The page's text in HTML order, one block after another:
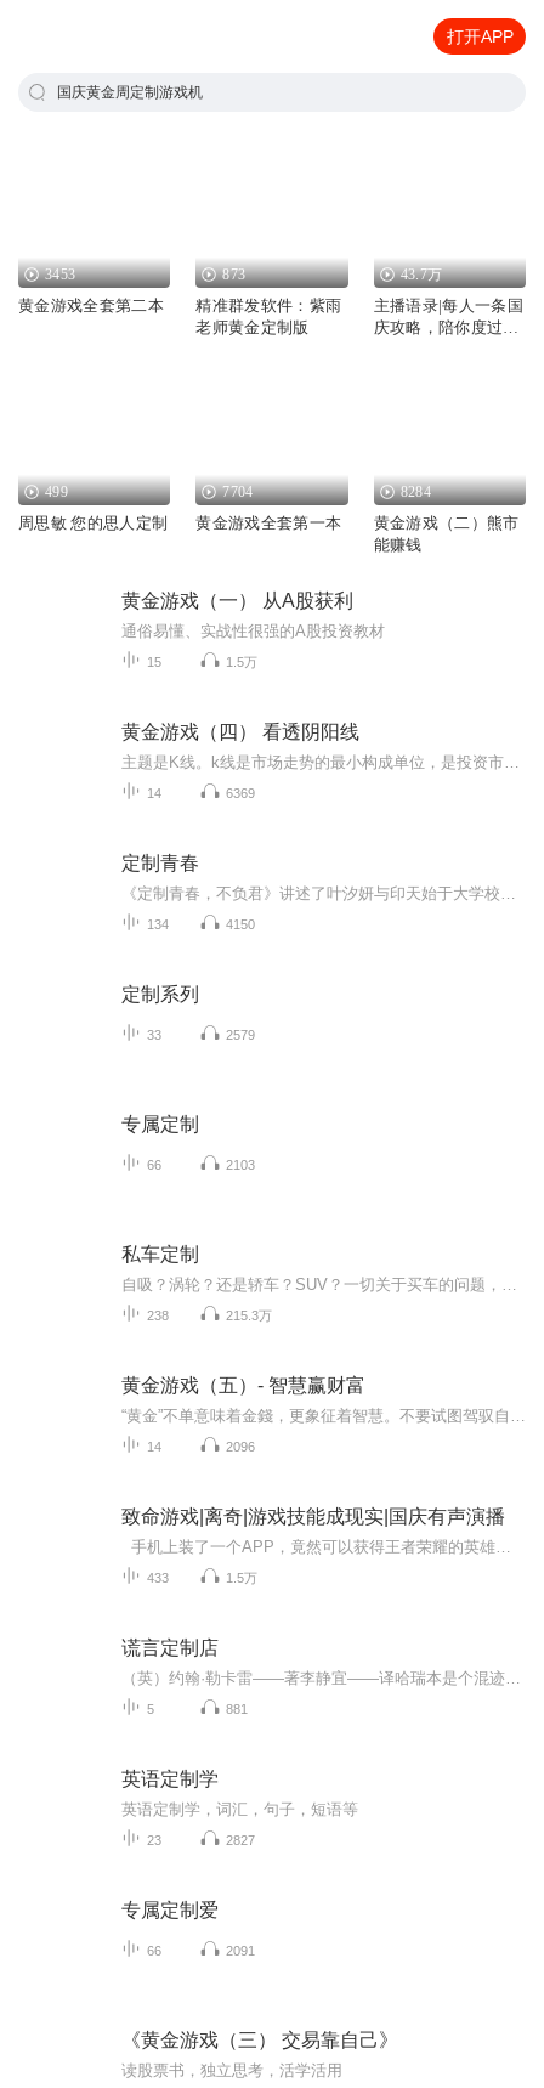
打开APP
国庆黄金周定制游戏机
3453
黄金游戏全套第二本
873
精准群发软件：紫雨
老师黄金定制版
43.7万
主播语录|每人一条国
庆攻略，陪你度过黄
499
周思敏 您的思人定制
7704
黄金游戏全套第一本
8284
黄金游戏（二）熊市
能赚钱
黄金游戏（一） 从A股获利
通俗易懂、实战性很强的A股投资教材
15 1.5万
黄金游戏（四） 看透阴阳线
14 6369
定制青春
134 4150
定制系列
33 2579
专属定制
66 2103
私车定制
238 215.3万
黄金游戏（五）- 智慧赢财富
14 2096
致命游戏|离奇|游戏技能成现实|国庆有声演播
433 1.5万
谎言定制店
5 881
英语定制学
英语定制学，词汇，句子，短语等
23 2827
专属定制爱
66 2091
《黄金游戏（三） 交易靠自己》
读股票书，独立思考，活学活用